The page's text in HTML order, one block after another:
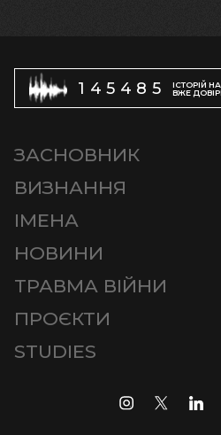
145485
ІСТОРІЙ
ВЖЕ
ЗАСНОВНИК
ВИЗНАННЯ
ІМЕНА
НОВИНИ
ТРАВМА ВІЙНИ
ПРОЄКТИ
STUDIES